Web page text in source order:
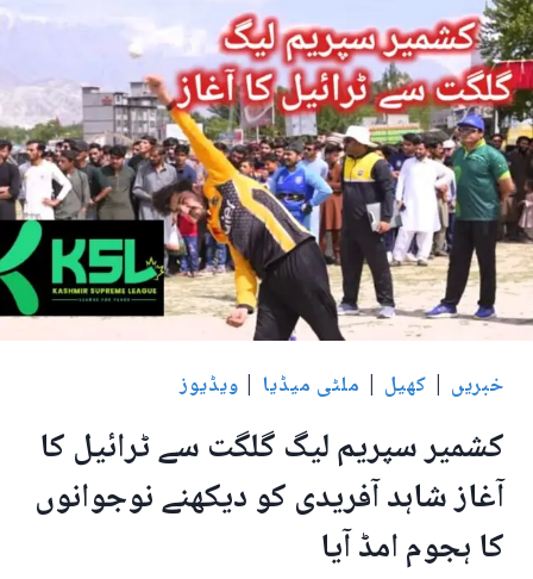
خبریں | کھیل | ملٹی میڈیا | ویڈیوز
کشمیر سپریم لیگ گلگت سے ٹرائیل کا
آغاز شاہد آفریدی کو دیکھنے نوجوانوں
کا ہجوم امڈ آیا